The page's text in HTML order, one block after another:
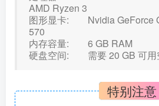
AMD Ryzen 3
图形显卡: Nvidia GeForce
570
内存容量: 6 GB RAM
硬盘空间: 需要 20 GB 可用
特别注意